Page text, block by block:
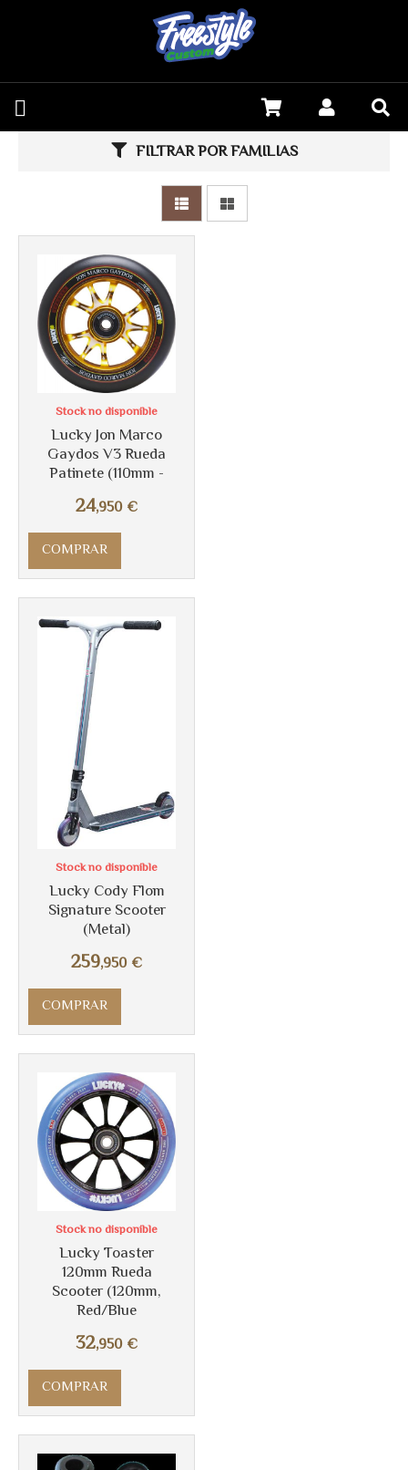
FILTRAR POR FAMILIAS
Lucky Jon Marco
Gaydos V3 Rueda
Patinete (110mm -
24,950 €
Stock no disponible
COMPRAR
Lucky Cody Flom
Signature Scooter
(Metal)
259,950 €
Stock no disponible
COMPRAR
Lucky Toaster
120mm Rueda
Scooter (120mm,
Red/Blue
32,950 €
Stock no disponible
COMPRAR
Más info
Más info